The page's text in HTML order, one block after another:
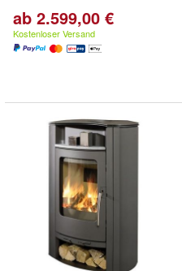
ab 2.599,00 €
Kostenloser Versand